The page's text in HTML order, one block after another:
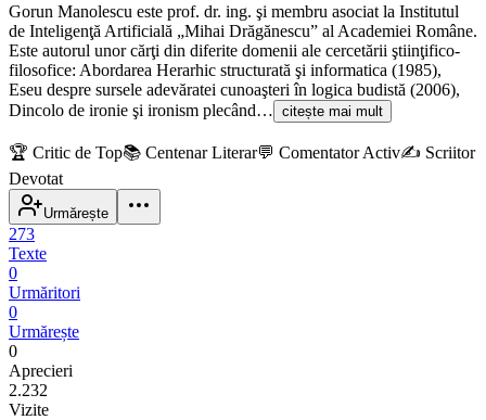
Gorun Manolescu este prof. dr. ing. şi membru asociat la Institutul
de Inteligenţă Artificială „Mihai Drăgănescu” al Academiei Române.
Este autorul unor cărţi din diferite domenii ale cercetării ştiinţifico-
filosofice: Abordarea Herar­hic structurată şi informatica (1985),
Eseu despre sursele adevăratei cunoaşteri în logica budistă (2006),
Dincolo de ironie şi ironism plecând… citește mai mult
🏆 Critic de Top📚 Centenar Literar💬 Comentator Activ✍️ Scriitor
Devotat
Urmărește
273
Texte
0
Urmăritori
0
Urmărește
0
Aprecieri
2.232
Vizite